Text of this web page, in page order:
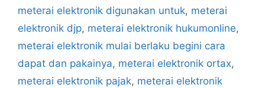
meterai elektronik digunakan untuk, meterai
elektronik djp, meterai elektronik hukumonline,
meterai elektronik mulai berlaku begini cara
dapat dan pakainya, meterai elektronik ortax,
meterai elektronik pajak, meterai elektronik